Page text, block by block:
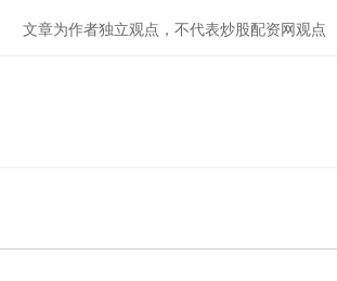
文章为作者独立观点，不代表炒股配资网观点